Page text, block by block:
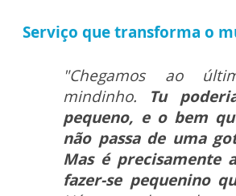
Serviço que transforma o
"Chegamos ao
mindinho.
Tu
pequeno, e o bem
não passa de uma
Mas é precisamente
fazer-se pequenino